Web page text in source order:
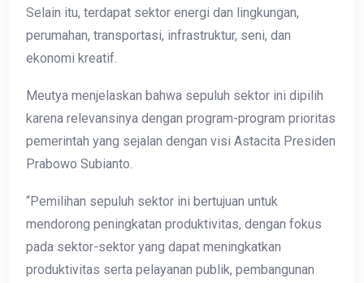
Selain itu, terdapat sektor energi dan lingkungan,
perumahan, transportasi, infrastruktur, seni, dan
ekonomi kreatif.
Meutya menjelaskan bahwa sepuluh sektor ini dipilih
karena relevansinya dengan program-program prioritas
pemerintah yang sejalan dengan visi Astacita Presiden
Prabowo Subianto.
“Pemilihan sepuluh sektor ini bertujuan untuk
mendorong peningkatan produktivitas, dengan fokus
pada sektor-sektor yang dapat meningkatkan
produktivitas serta pelayanan publik, pembangunan